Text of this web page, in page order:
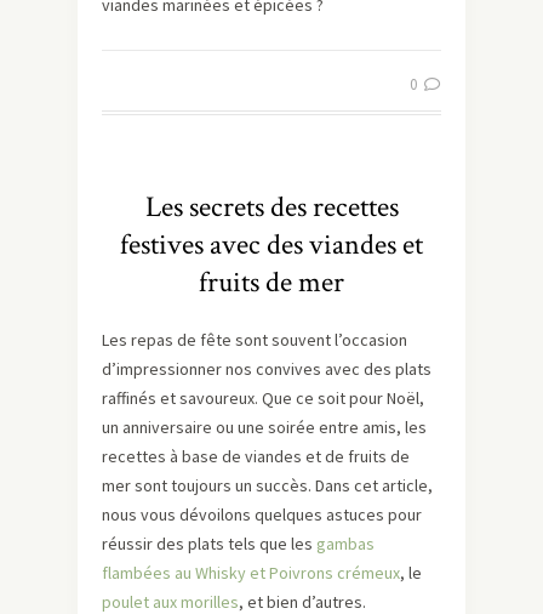
viandes marinées et épicées ?
0
Les secrets des recettes
festives avec des viandes et
fruits de mer
Les repas de fête sont souvent l’occasion
d’impressionner nos convives avec des plats
raffinés et savoureux. Que ce soit pour Noël,
un anniversaire ou une soirée entre amis, les
recettes à base de viandes et de fruits de
mer sont toujours un succès. Dans cet article,
nous vous dévoilons quelques astuces pour
réussir des plats tels que les gambas
flambées au Whisky et Poivrons crémeux, le
poulet aux morilles, et bien d’autres.